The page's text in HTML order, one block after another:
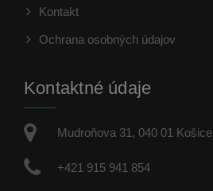
Kontakt
Ochrana osobných údajov
Kontaktné údaje
Mudroňova 31, 040 01 Košice
+421 915 941 854